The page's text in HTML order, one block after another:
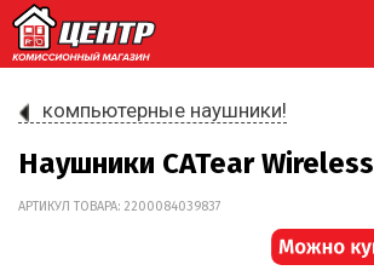
компьютерные наушники!
Наушники CATear Wireless
АРТИКУЛ ТОВАРА: 2200084039837